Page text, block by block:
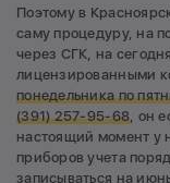
Поэтому в
саму процедуру, на
через СГК, на
лицензированными
понедельника по
(391) 257-95-68, он
настоящий момент у
приборов учета
записываться на